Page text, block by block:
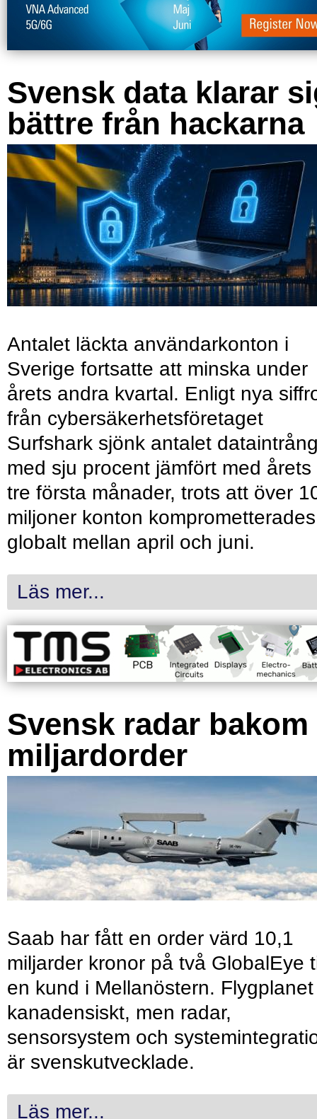
Svensk data klarar
bättre från hackarna
Antalet läckta användarkonton i
Sverige fortsatte att minska under
årets andra kvartal. Enligt nya
från cybersäkerhetsföretaget
Surfshark sjönk antalet
med sju procent jämfört med årets
tre första månader, trots att över
miljoner konton komprometterades
globalt mellan april och juni.
Läs mer...
Svensk radar bakom
miljardorder
Saab har fått en order värd 10,1
miljarder kronor på två GlobalEye
en kund i Mellanöstern.
kanadensiskt, men radar,
sensorsystem och
är svenskutvecklade.
Läs mer...